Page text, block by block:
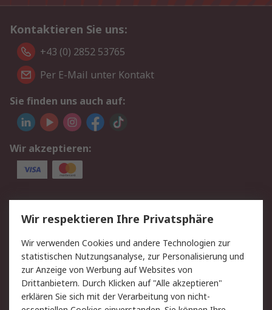
Kontaktieren Sie uns:
+43 (0) 2852 53765
Per E-Mail unter Kontakt
Sie finden uns auch auf:
Wir akzeptieren:
Service
Value Added Services
Lieferlösungen
Rücksendung/Entsorgung Kontakt
Hilfe
Rechtliches
Wir respektieren Ihre Privatsphäre
Wir verwenden Cookies und andere Technologien zur
statistischen Nutzungsanalyse, zur Personalisierung und
zur Anzeige von Werbung auf Websites von
Drittanbietern. Durch Klicken auf "Alle akzeptieren"
erklären Sie sich mit der Verarbeitung von nicht-